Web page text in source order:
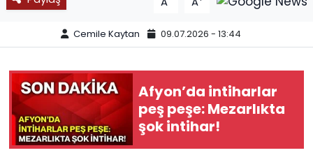
Cemile Kaytan 09.07.2026 - 13:44
Afyon’da intiharlar
peş peşe: Mezarlıkta
şok intihar!